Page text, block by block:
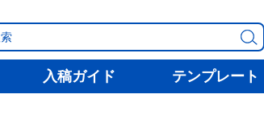
入稿ガイド テンプレート